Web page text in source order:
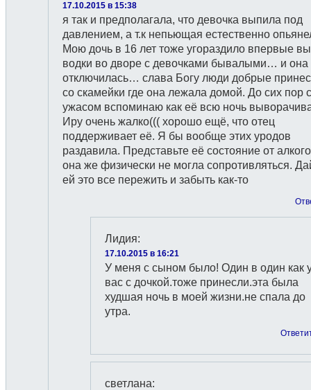
17.10.2015 в 15:38
я так и предполагала, что девочка выпила под
давлением, а т.к непьющая естественно
Мою дочь в 16 лет тоже угораздило впервые
водки во дворе с девочками бывалыми… и она
отключилась… слава Богу люди добрые
со скамейки где она лежала домой. До сих пор с
ужасом вспоминаю как её всю ночь
Иру очень жалко((( хорошо ещё, что отец
поддерживает её. Я бы вообще этих уродов
раздавила. Представьте её состояние от
она же физически не могла сопротивляться.
ей это все пережить и забыть как-то
Лидия:
17.10.2015 в 16:21
У меня с сыном было! Один в один как
вас с дочкой.тоже принесли.эта была
худшая ночь в моей жизни.не спала до
утра.
светлана: